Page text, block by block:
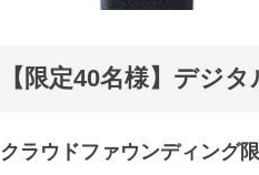
【限定40名様】デジ
クラウドファウンディング